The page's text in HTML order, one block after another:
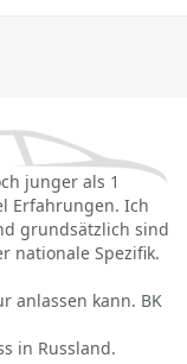
junger als 1
Erfahrungen. Ich
grundsätzlich sind
nationale Spezifik.
anlassen kann. BK
in Russland.